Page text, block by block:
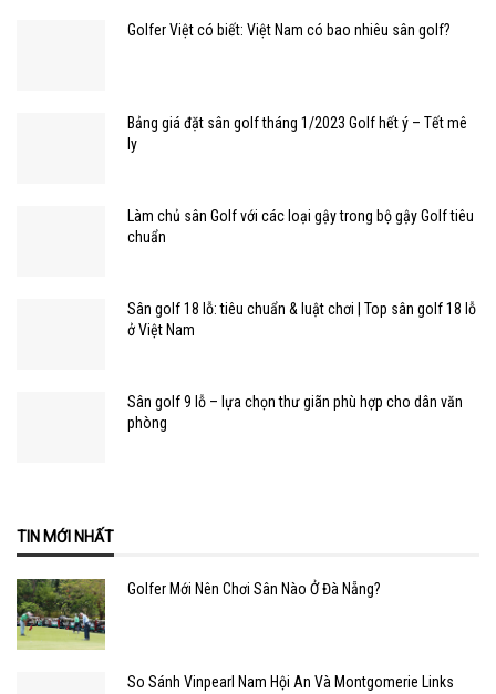
Golfer Việt có biết: Việt Nam có bao nhiêu sân golf?
Bảng giá đặt sân golf tháng 1/2023 Golf hết ý – Tết mê
ly
Làm chủ sân Golf với các loại gậy trong bộ gậy Golf tiêu
chuẩn
Sân golf 18 lỗ: tiêu chuẩn & luật chơi | Top sân golf 18 lỗ
ở Việt Nam
Sân golf 9 lỗ – lựa chọn thư giãn phù hợp cho dân văn
phòng
TIN MỚI NHẤT
Golfer Mới Nên Chơi Sân Nào Ở Đà Nẵng?
So Sánh Vinpearl Nam Hội An Và Montgomerie Links